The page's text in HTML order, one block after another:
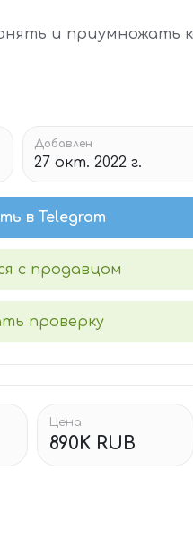
и приумножать
Добавлен
27 окт. 2022 г.
в Telegram
с продавцом
проверку
Цена
890K RUB